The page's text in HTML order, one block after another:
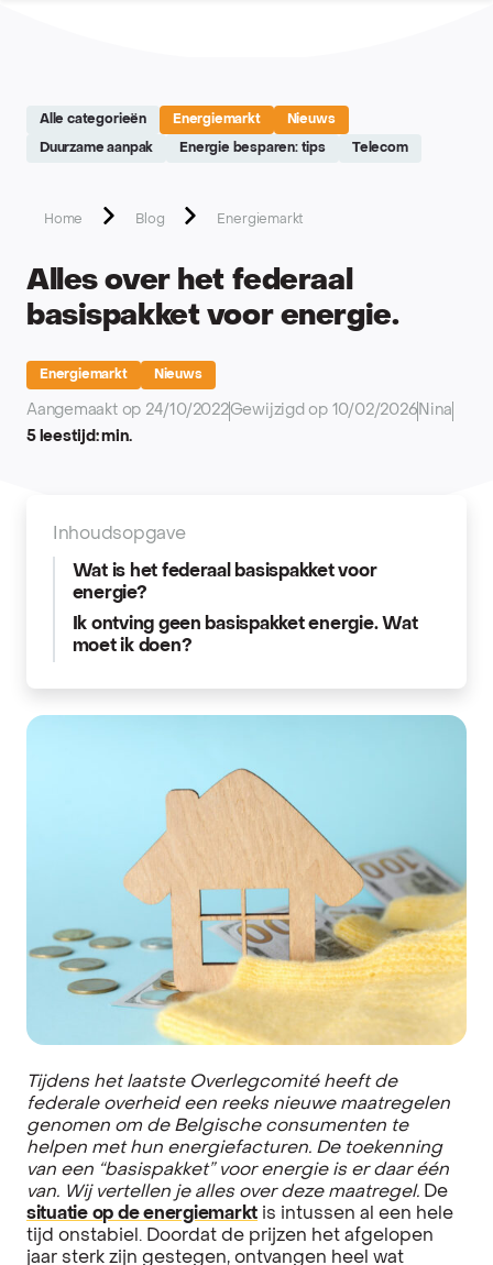
Alle categorieën Energiemarkt Nieuws
Duurzame aanpak Energie besparen: tips Telecom
Home Blog Energiemarkt
Alles over het federaal
basispakket voor energie.
Energiemarkt Nieuws
Aangemaakt op 24/10/2022Gewijzigd op 10/02/2026 Nina
5 leestijd: min.
Inhoudsopgave
Wat is het federaal basispakket voor
energie?
Ik ontving geen basispakket energie. Wat
moet ik doen?
Tijdens het laatste Overlegcomité heeft de
federale overheid een reeks nieuwe maatregelen
genomen om de Belgische consumenten te
helpen met hun energiefacturen. De toekenning
van een “basispakket” voor energie is er daar één
van. Wij vertellen je alles over deze maatregel. De
situatie op de energiemarkt is intussen al een hele
tijd onstabiel. Doordat de prijzen het afgelopen
jaar sterk zijn gestegen, ontvangen heel wat